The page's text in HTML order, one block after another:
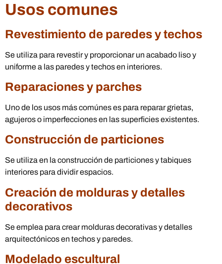
Usos comunes
Revestimiento de paredes y techos
Se utiliza para revestir y proporcionar un acabado liso y
uniforme a las paredes y techos en interiores.
Reparaciones y parches
Uno de los usos más comúnes es para reparar grietas,
agujeros o imperfecciones en las superficies existentes.
Construcción de particiones
Se utiliza en la construcción de particiones y tabiques
interiores para dividir espacios.
Creación de molduras y detalles
decorativos
Se emplea para crear molduras decorativas y detalles
arquitectónicos en techos y paredes.
Modelado escultural